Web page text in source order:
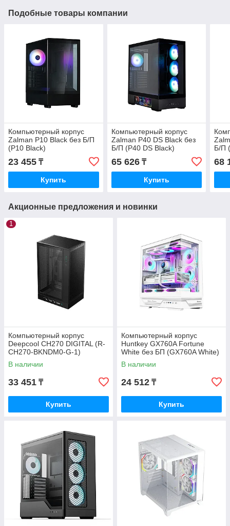
Подобные товары компании
Компьютерный корпус
Zalman P10 Black без Б/П
(P10 Black)
23 455 ₸
Купить
Компьютерный корпус
Zalman P40 DS Black без
Б/П (P40 DS Black)
65 626₸
Купить
Б/П
68
Акционные предложения и новинки
1
Компьютерный корпус
Deepcool CH270 DIGITAL (R-
CH270-BKNDM0-G-1)
В наличии
33 451 ₸
Купить
Компьютерный корпус
Huntkey GX760A Fortune
White без БП (GX760A White)
В наличии
24 512 ₸
Купить